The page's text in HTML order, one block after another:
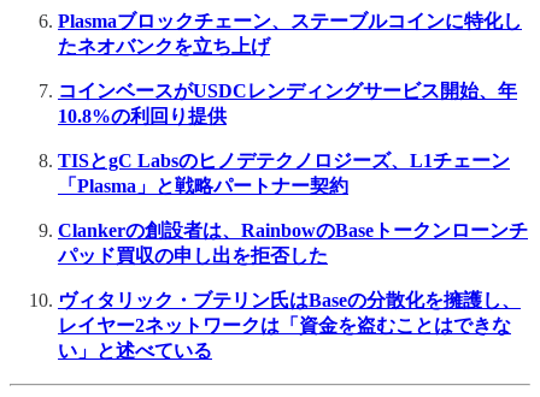
Plasmaブロックチェーン、ステーブルコインに特化し
たネオバンクを立ち上げ
コインベースがUSDCレンディングサービス開始、年
10.8%の利回り提供
TISとgC Labsのヒノデテクノロジーズ、L1チェーン
「Plasma」と戦略パートナー契約
Clankerの創設者は、RainbowのBaseトークンローンチ
パッド買収の申し出を拒否した
ヴィタリック・ブテリン氏はBaseの分散化を擁護し、
レイヤー2ネットワークは「資金を盗むことはできな
い」と述べている